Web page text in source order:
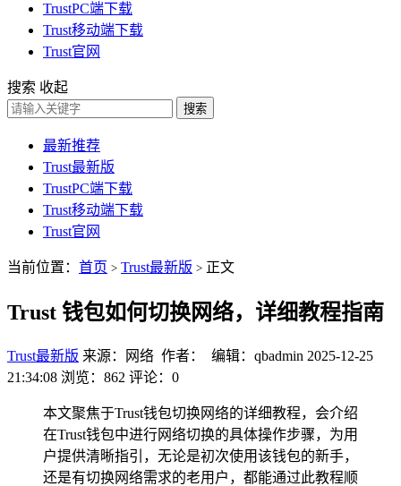
TrustPC端下载
Trust移动端下载
Trust官网
搜索 收起
搜索
最新推荐
Trust最新版
TrustPC端下载
Trust移动端下载
Trust官网
当前位置： 首页 > Trust最新版 > 正文
Trust 钱包如何切换网络，详细教程指南
Trust最新版 来源：网络 作者： 编辑：qbadmin 2025-12-25
21:34:08 浏览：862 评论：0
本文聚焦于Trust钱包切换网络的详细教程，会介绍
在Trust钱包中进行网络切换的具体操作步骤，为用
户提供清晰指引，无论是初次使用该钱包的新手，
还是有切换网络需求的老用户，都能通过此教程顺